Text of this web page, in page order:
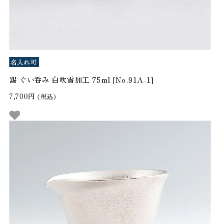
錫 ぐい呑み 白吹雪加工 75ml [No.91A-1]
7,700円 (税込)